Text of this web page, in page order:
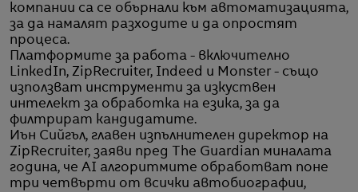
компании са се обърнали към автоматизацията,
за да намалят разходите и да опростят
процеса.
Платформите за работа - включително
LinkedIn, ZipRecruiter, Indeed и Monster - също
използват инструменти за изкуствен
интелект за обработка на езика, за да
филтрират кандидатите.
Иън Сийгъл, главен изпълнителен директор на
ZipRecruiter, заяви пред The Guardian миналата
година, че AI алгоритмите обработват поне
три четвърти от всички автобиографии,